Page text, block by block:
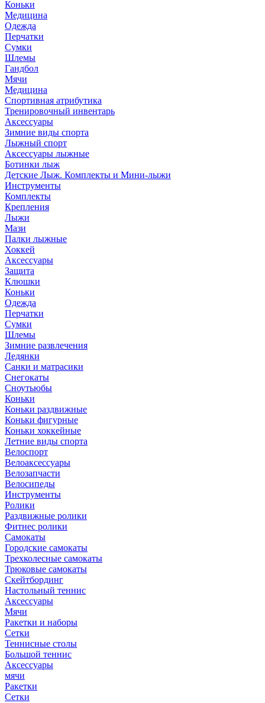
Коньки
Медицина
Одежда
Перчатки
Сумки
Шлемы
Гандбол
Мячи
Медицина
Спортивная атрибутика
Тренировочный инвентарь
Аксессуары
Зимние виды спорта
Лыжный спорт
Аксессуары лыжные
Ботинки лыж
Детские Лыж. Комплекты и Мини-лыжи
Инструменты
Комплекты
Крепления
Лыжи
Мази
Палки лыжные
Хоккей
Аксессуары
Защита
Клюшки
Коньки
Одежда
Перчатки
Сумки
Шлемы
Зимние развлечения
Ледянки
Санки и матрасики
Снегокаты
Сноутьюбы
Коньки
Коньки раздвижные
Коньки фигурные
Коньки хоккейные
Летние виды спорта
Велоспорт
Велоаксессуары
Велозапчасти
Велосипеды
Инструменты
Ролики
Раздвижные ролики
Фитнес ролики
Самокаты
Городские самокаты
Трехколесные самокаты
Трюковые самокаты
Скейтбординг
Настольный теннис
Аксессуары
Мячи
Ракетки и наборы
Сетки
Теннисные столы
Большой теннис
Аксессуары
мячи
Ракетки
Сетки